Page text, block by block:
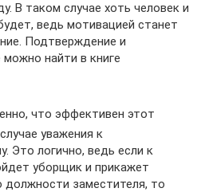
В таком случае хоть человек и
ведь мотивацией станет
Подтверждение и
найти в книге
что эффективен этот
уважения к
Это логично, ведь если к
уборщик и прикажет
должности заместителя, то